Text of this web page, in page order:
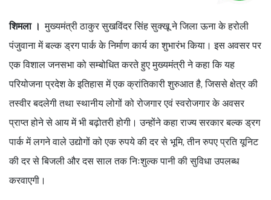
शिमला । मुख्यमंत्री ठाकुर सुखविंदर सिंह सुक्खू ने जिला ऊना के हरोली
पंजुवाना में बल्क ड्रग पार्क के निर्माण कार्य का शुभारंभ किया। इस अवसर पर
एक विशाल जनसभा को सम्बोधित करते हुए मुख्यमंत्री ने कहा कि यह
परियोजना प्रदेश के इतिहास में एक क्रांतिकारी शुरुआत है, जिससे क्षेत्र की
तस्वीर बदलेगी तथा स्थानीय लोगों को रोजगार एवं स्वरोजगार के अवसर
प्राप्त होने से आय में भी बढ़ोतरी होगी। उन्होंने कहा राज्य सरकार बल्क ड्रग
पार्क में लगने वाले उद्योगों को एक रुपये की दर से भूमि, तीन रुपए प्रति यूनिट
की दर से बिजली और दस साल तक निःशुल्क पानी की सुविधा उपलब्ध
करवाएगी।